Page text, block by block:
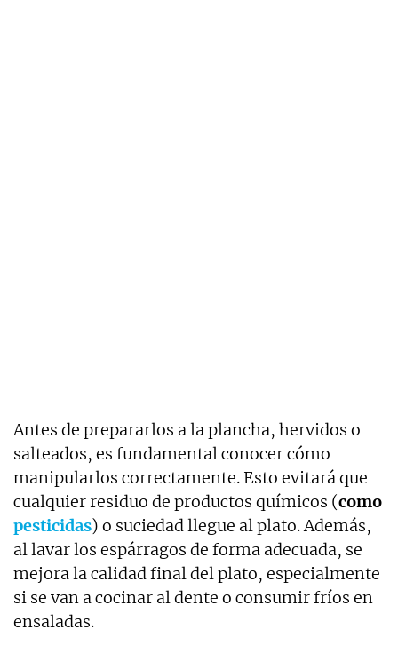
Antes de prepararlos a la plancha, hervidos o
salteados, es fundamental conocer cómo
manipularlos correctamente. Esto evitará que
cualquier residuo de productos químicos (como
pesticidas) o suciedad llegue al plato. Además,
al lavar los espárragos de forma adecuada, se
mejora la calidad final del plato, especialmente
si se van a cocinar al dente o consumir fríos en
ensaladas.